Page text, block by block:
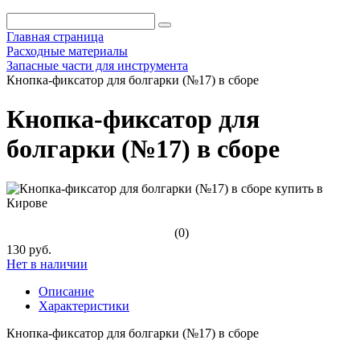
Главная страница
Расходные материалы
Запасные части для инструмента
Кнопка-фиксатор для болгарки (№17) в сборе
Кнопка-фиксатор для
болгарки (№17) в сборе
(0)
130 руб.
Нет в наличии
Описание
Характеристики
Кнопка-фиксатор для болгарки (№17) в сборе